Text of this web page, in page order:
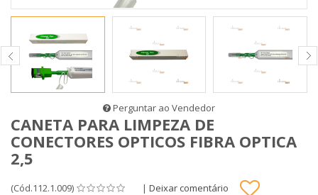
Perguntar ao Vendedor
CANETA PARA LIMPEZA DE
CONECTORES OPTICOS FIBRA OPTICA
2,5
(Cód.112.1.009) | Deixar comentário